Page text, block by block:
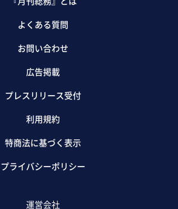
よくある質問
お問い合わせ
広告掲載
プレスリリース受付
利用規約
特商法に基づく表示
プライバシーポリシー
運営会社